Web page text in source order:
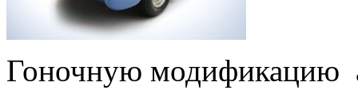
Гоночную модификацию